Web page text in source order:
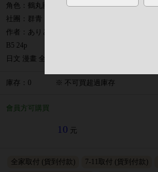
角色：鶴丸國永、三日月宗近
社團：群青
作者：ありとも
B5 24p
日文 漫畫 全年齡
庫存 ： 0 ※ 不可買超過庫存
會員方可購買
10 元
全家取付 (貨到付款) 7-11取付 (貨到付款)